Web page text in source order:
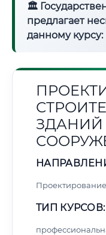
🏛
предлагает
данному курсу:
ЗДАНИЙ
Проектирование
ТИП КУРСОВ: